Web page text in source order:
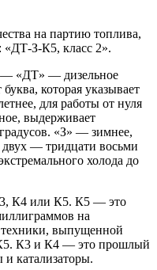
на партию топлива,
«ДТ-З-К5, класс 2».
— «ДТ» — дизельное
которая указывает
для работы от нуля
выдерживает
«З» — зимнее,
двух — тридцати восьми
холода до
К4 или К5. К5 — это
на
выпущенной
К5. К3 и К4 — это прошлый
катализаторы.